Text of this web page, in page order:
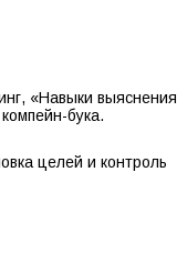
«Навыки выяснения
бука.
целей и контроль